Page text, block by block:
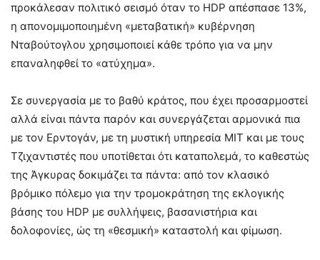
προκάλεσαν πολιτικό σεισμό όταν το HDP απέσπασε 13%,
η απονομιμοποιημένη «μεταβατική» κυβέρνηση
Νταβούτογλου χρησιμοποιεί κάθε τρόπο για να μην
επαναληφθεί το «ατύχημα».
Σε συνεργασία με το βαθύ κράτος, που έχει προσαρμοστεί
αλλά είναι πάντα παρόν και συνεργάζεται αρμονικά πια
με τον Ερντογάν, με τη μυστική υπηρεσία ΜΙΤ και με τους
Τζιχαντιστές που υποτίθεται ότι καταπολεμά, το καθεστώς
της Άγκυρας δοκιμάζει τα πάντα: από τον κλασικό
βρόμικο πόλεμο για την τρομοκράτηση της εκλογικής
βάσης του HDP με συλλήψεις, βασανιστήρια και
δολοφονίες, ώς τη «θεσμική» καταστολή και φίμωση.